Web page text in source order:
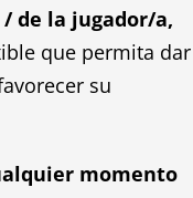
de la jugador/a,
que permita dar
su
momento